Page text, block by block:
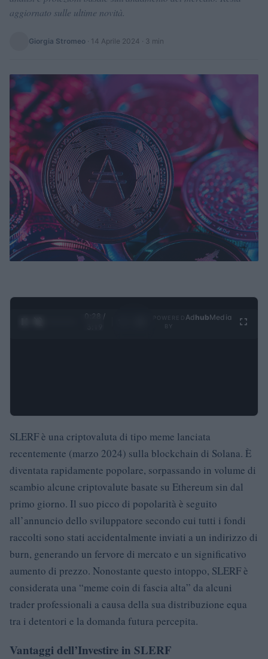
aggiornato sulle ultime novità.
Giorgia Stromeo · 14 Aprile 2024 · 3 min
0:29 /
Ad hubMedia
SLERF è una criptovaluta di tipo meme lanciata
recentemente (marzo 2024) sulla blockchain di Solana. È
diventata rapidamente popolare, sorpassando in volume di
scambio alcune criptovalute basate su Ethereum sin dal
primo giorno. Il suo picco di popolarità è seguito
all’annuncio dello sviluppatore secondo cui tutti i fondi
raccolti sono stati accidentalmente inviati a un indirizzo di
burn, generando un fervore di mercato e un significativo
aumento di prezzo. Nonostante questo intoppo, SLERF è
considerata una “meme coin di fascia alta” da alcuni
trader professionali a causa della sua distribuzione equa
tra i detentori e la domanda futura percepita.
Vantaggi dell’Investire in SLERF